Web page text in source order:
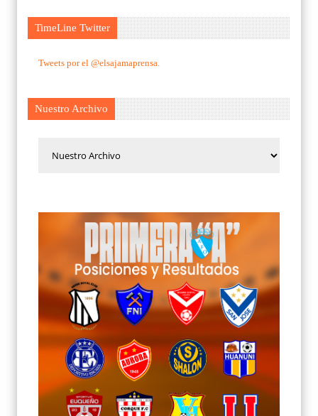
TimeLine Twitter
Tweets por el @elsajamaprensa.
Nuestro Archivo